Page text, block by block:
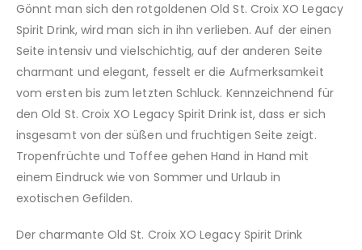
Gönnt man sich den rotgoldenen Old St. Croix XO Legacy
Spirit Drink, wird man sich in ihn verlieben. Auf der einen
Seite intensiv und vielschichtig, auf der anderen Seite
charmant und elegant, fesselt er die Aufmerksamkeit
vom ersten bis zum letzten Schluck. Kennzeichnend für
den Old St. Croix XO Legacy Spirit Drink ist, dass er sich
insgesamt von der süßen und fruchtigen Seite zeigt.
Tropenfrüchte und Toffee gehen Hand in Hand mit
einem Eindruck wie von Sommer und Urlaub in
exotischen Gefilden.
Der charmante Old St. Croix XO Legacy Spirit Drink